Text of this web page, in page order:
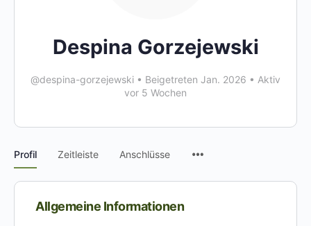
Despina Gorzejewski
@despina-gorzejewski • Beigetreten Jan. 2026 • Aktiv
vor 5 Wochen
Profil Zeitleiste Anschlüsse
Allgemeine Informationen